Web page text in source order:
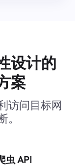
设计的
案
访问目标网
虫 API